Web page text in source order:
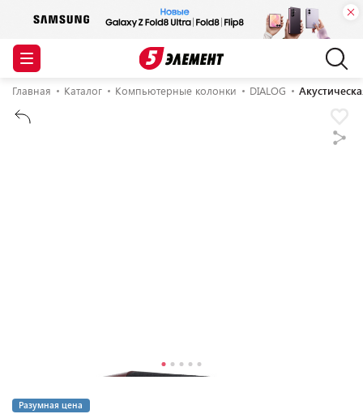
Главная Каталог Компьютерные колонки DIALOG
Разумная цена